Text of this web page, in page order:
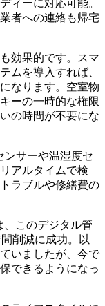
ィーに対応可能。
者への連絡も帰宅
効果的です。スマ
ムを導入すれば、
なります。空室物
ーの一時的な権限
の時間が不要にな
ンサーや温湿度セ
アルタイムで検
ラブルや修繕費の
このデジタル管
削減に成功。以
いましたが、今で
できるようになっ